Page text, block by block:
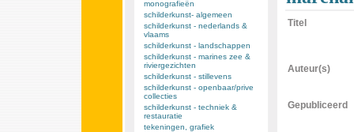
monografieën
schilderkunst- algemeen
schilderkunst - nederlands &
vlaams
schilderkunst - landschappen
schilderkunst - marines zee &
riviergezichten
schilderkunst - stillevens
schilderkunst - openbaar/prive
collecties
schilderkunst - techniek &
restauratie
tekeningen, grafiek
Titel
Auteur(s)
Gepubliceerd